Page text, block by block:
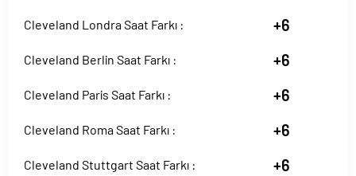
Cleveland Londra Saat Farkı : +6
Cleveland Berlin Saat Farkı : +6
Cleveland Paris Saat Farkı : +6
Cleveland Roma Saat Farkı : +6
Cleveland Stuttgart Saat Farkı : +6